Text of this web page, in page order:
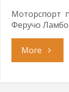
Моторспорт
Феручо
More"Да